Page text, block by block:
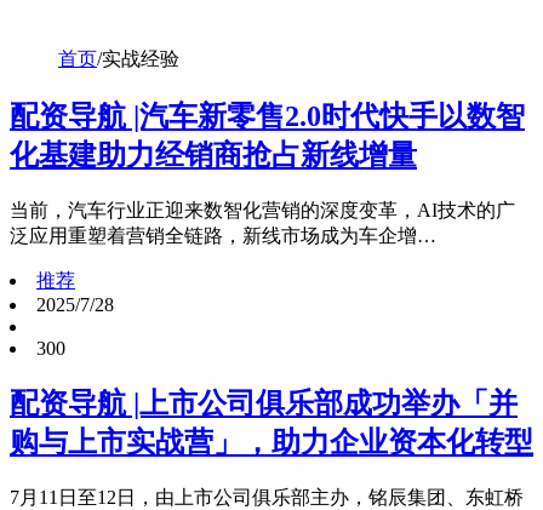
首页/实战经验
配资导航 |汽车新零售2.0时代快手以数智
化基建助力经销商抢占新线增量
当前，汽车行业正迎来数智化营销的深度变革，AI技术的广
泛应用重塑着营销全链路，新线市场成为车企增…
推荐
2025/7/28
300
配资导航 |上市公司俱乐部成功举办「并
购与上市实战营」，助力企业资本化转型
7月11日至12日，由上市公司俱乐部主办，铭辰集团、东虹桥